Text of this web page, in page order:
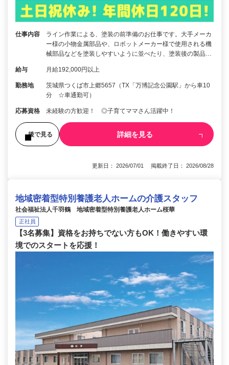
仕事内容
ライン作業による、塗装の前準備のお仕事です。大手メーカ
ー様の小物金属部品や、ロボットメーカー様で使用される機
械部品などを塗装しやすいように並べたり、塗装後の製品…
給与 月給192,000円以上
勤務地
茨城県つくば市上郷5657（TX「万博記念公園駅」から車10
分 ☆車通勤可）
応募資格 未経験の方歓迎！ ◎子育てママさん活躍中！
後で見る 詳細を見る
更新日： 2026/07/01 掲載終了日： 2026/08/28
地域密着型特別養護老人ホームの介護スタッフ
社会福祉法人千羽鶴 地域密着型特別養護老人ホーム桜華
正社員
【3名募集】資格をお持ちでない方もOK！働きやすい環
境でのスタートを応援！